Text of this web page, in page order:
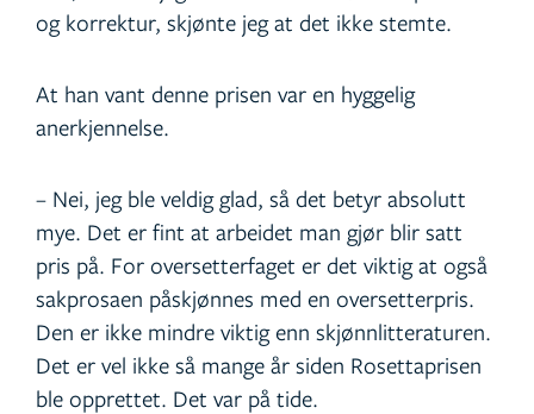
og korrektur, skjønte jeg at det ikke stemte.
At han vant denne prisen var en hyggelig
anerkjennelse.
– Nei, jeg ble veldig glad, så det betyr absolutt
mye. Det er fint at arbeidet man gjør blir satt
pris på. For oversetterfaget er det viktig at også
sakprosaen påskjønnes med en oversetterpris.
Den er ikke mindre viktig enn skjønnlitteraturen.
Det er vel ikke så mange år siden Rosettaprisen
ble opprettet. Det var på tide.